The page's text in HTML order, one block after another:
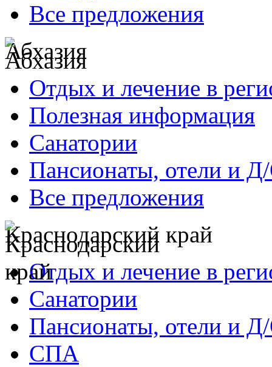
Все предложения
Абхазия
Отдых и лечение в
Полезная информация
Санатории
Пансионаты, отели и
Все предложения
Краснодарский край
Отдых и лечение в
Санатории
Пансионаты, отели и
СПА